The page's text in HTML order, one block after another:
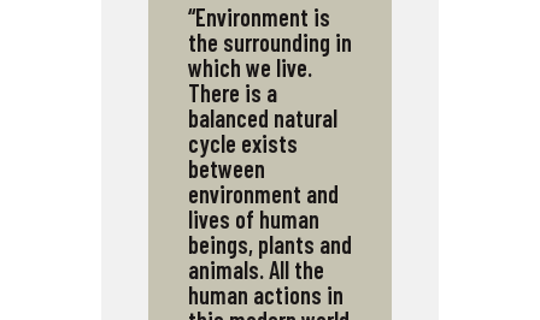
“Environment is
the surrounding in
which we live.
There is a
balanced natural
cycle exists
between
environment and
lives of human
beings, plants and
animals. All the
human actions in